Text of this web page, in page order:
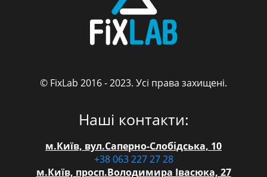
FixLab
© FixLab 2016 - 2023. Усі права захищені.
Наші контакти:
м.Київ, вул.Саперно-Слобідська, 10
+38 063 227 27 28
м.Київ, просп.Володимира Івасюка, 27